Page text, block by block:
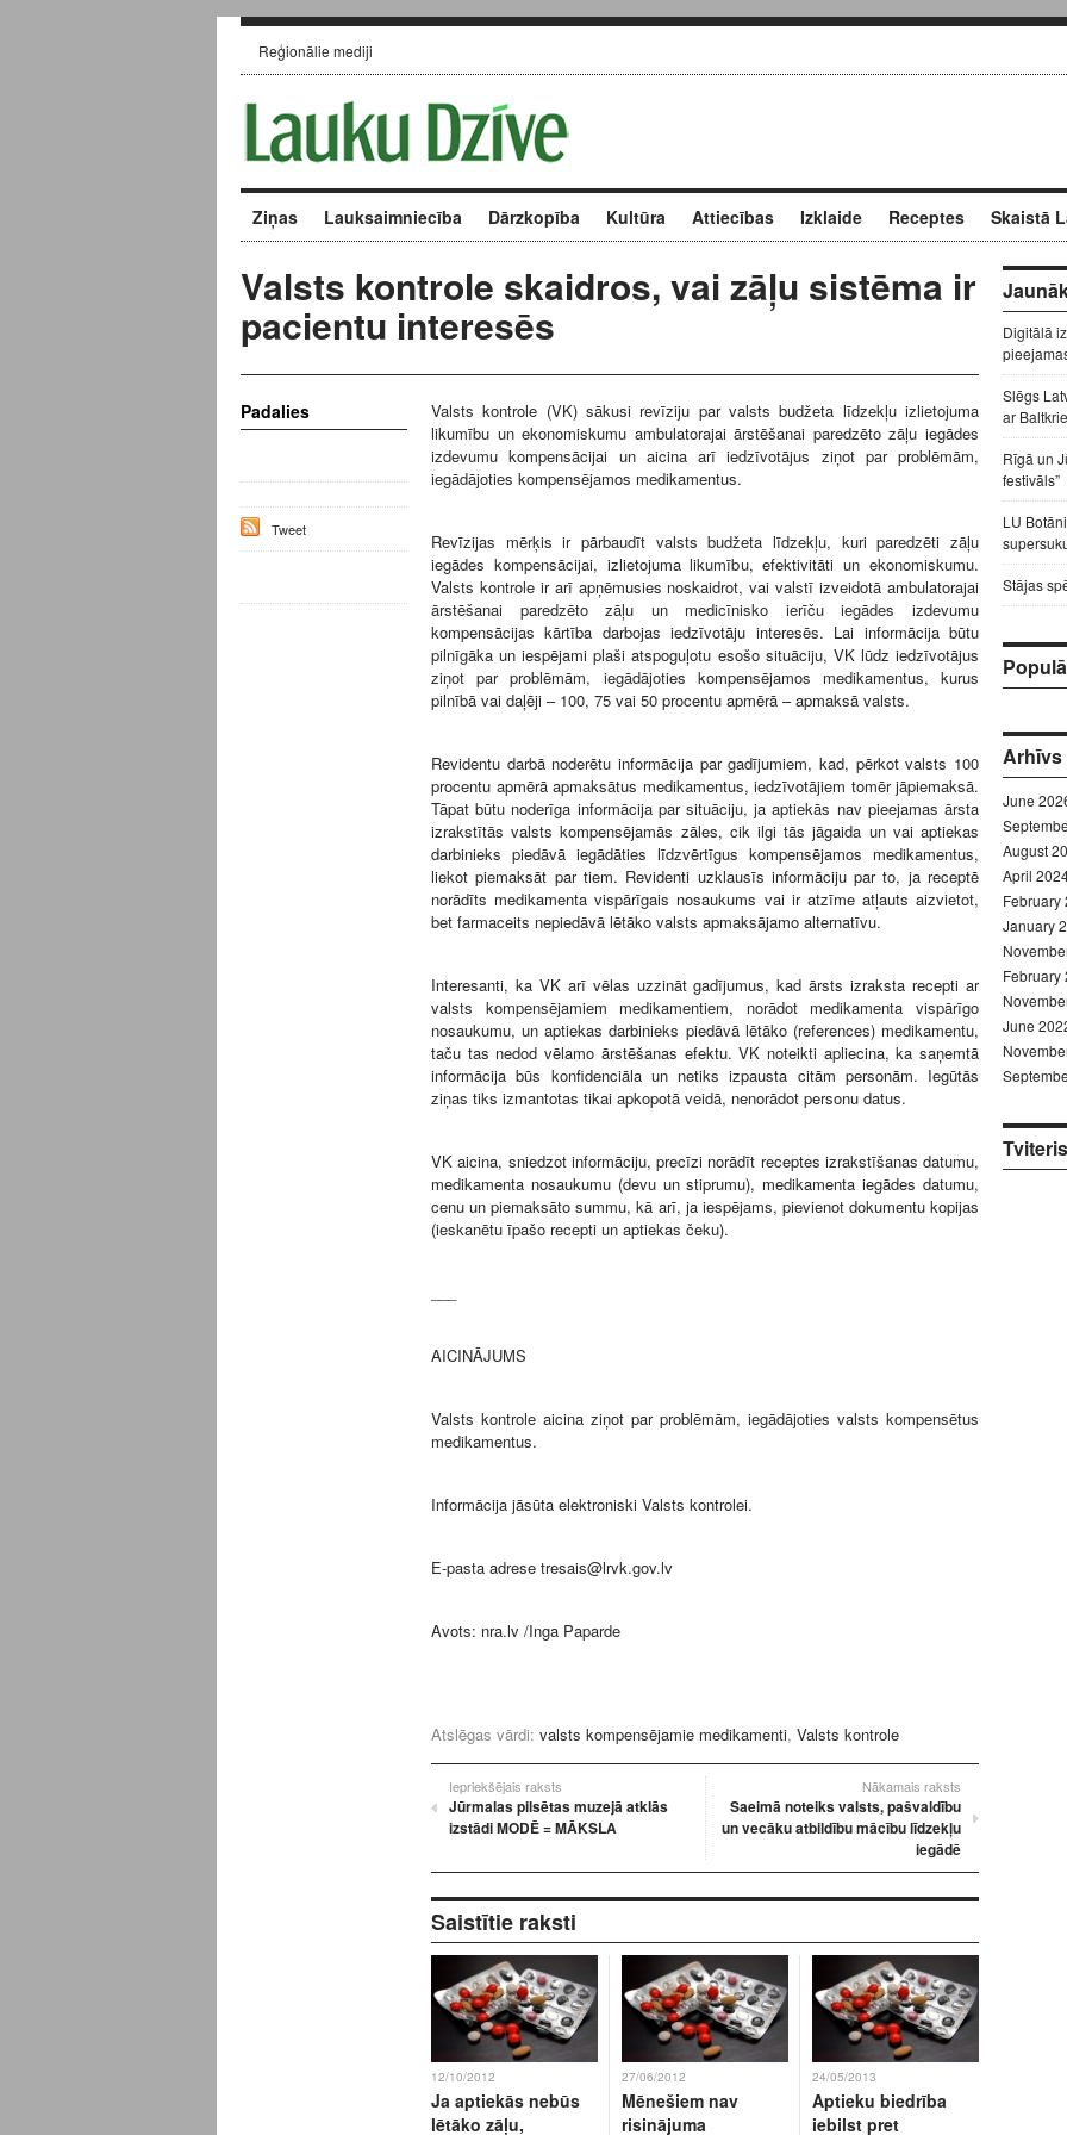
Reģionālie mediji
Ziņas Lauksaimniecība Dārzkopība Kultūra Attiecības Izklaide Receptes Skaistā
Valsts kontrole skaidros, vai zāļu sistēma ir
pacientu interesēs
Valsts kontrole (VK) sākusi revīziju par valsts budžeta līdzekļu izlietojuma
likumību un ekonomiskumu ambulatorajai ārstēšanai paredzēto zāļu iegādes
izdevumu kompensācijai un aicina arī iedzīvotājus ziņot par problēmām,
iegādājoties kompensējamos medikamentus.
Revīzijas mērķis ir pārbaudīt valsts budžeta līdzekļu, kuri paredzēti zāļu
iegādes kompensācijai, izlietojuma likumību, efektivitāti un ekonomiskumu.
Valsts kontrole ir arī apņēmusies noskaidrot, vai valstī izveidotā ambulatorajai
ārstēšanai paredzēto zāļu un medicīnisko ierīču iegādes izdevumu
kompensācijas kārtība darbojas iedzīvotāju interesēs. Lai informācija būtu
pilnīgāka un iespējami plaši atspoguļotu esošo situāciju, VK lūdz iedzīvotājus
ziņot par problēmām, iegādājoties kompensējamos medikamentus, kurus
pilnībā vai daļēji – 100, 75 vai 50 procentu apmērā – apmaksā valsts.
Revidentu darbā noderētu informācija par gadījumiem, kad, pērkot valsts 100
procentu apmērā apmaksātus medikamentus, iedzīvotājiem tomēr jāpiemaksā.
Tāpat būtu noderīga informācija par situāciju, ja aptiekās nav pieejamas ārsta
izrakstītās valsts kompensējamās zāles, cik ilgi tās jāgaida un vai aptiekas
darbinieks piedāvā iegādāties līdzvērtīgus kompensējamos medikamentus,
liekot piemaksāt par tiem. Revidenti uzklausīs informāciju par to, ja receptē
norādīts medikamenta vispārīgais nosaukums vai ir atzīme atļauts aizvietot,
bet farmaceits nepiedāvā lētāko valsts apmaksājamo alternatīvu.
Interesanti, ka VK arī vēlas uzzināt gadījumus, kad ārsts izraksta recepti ar
valsts kompensējamiem medikamentiem, norādot medikamenta vispārīgo
nosaukumu, un aptiekas darbinieks piedāvā lētāko (references) medikamentu,
taču tas nedod vēlamo ārstēšanas efektu. VK noteikti apliecina, ka saņemtā
informācija būs konfidenciāla un netiks izpausta citām personām. Iegūtās
ziņas tiks izmantotas tikai apkopotā veidā, nenorādot personu datus.
VK aicina, sniedzot informāciju, precīzi norādīt receptes izrakstīšanas datumu,
medikamenta nosaukumu (devu un stiprumu), medikamenta iegādes datumu,
cenu un piemaksāto summu, kā arī, ja iespējams, pievienot dokumentu kopijas
(ieskanētu īpašo recepti un aptiekas čeku).
AICINĀJUMS
Valsts kontrole aicina ziņot par problēmām, iegādājoties valsts kompensētus
medikamentus.
Informācija jāsūta elektroniski Valsts kontrolei.
E-pasta adrese tresais@lrvk.gov.lv
Avots: nra.lv /Inga Paparde
Atslēgas vārdi: valsts kompensējamie medikamenti, Valsts kontrole
Iepriekšējais raksts
Jūrmalas pilsētas muzejā atklās
izstādi MODĒ = MĀKSLA
Nākamais raksts
Saeimā noteiks valsts, pašvaldību
un vecāku atbildību mācību līdzekļu
iegādē
Saistītie raksti
12/10/2012
Ja aptiekās nebūs
lētāko zāļu,
27/06/2012
Mēnešiem nav
risinājuma
24/05/2013
Aptieku biedrība
iebilst pret
Padalies
Tweet
Digitālā
Slēgs
ar
Rīgā un
festivāls”
LU
Stājas
Arhīvs
June
August
April
February
January
February
June
Tviteris